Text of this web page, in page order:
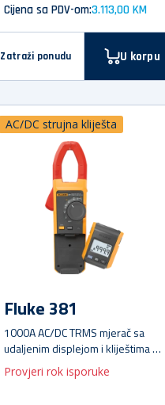
Cijena sa PDV-om:3.113,00 KM
Zatraži ponudu U korpu
AC/DC strujna kliješta
Fluke 381
1000A AC/DC TRMS mjerač sa
udaljenim displejom i kliještima sa
iFlex 2500A AC
Provjeri rok isporuke